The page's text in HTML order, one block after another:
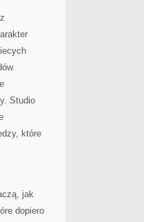
Studio
które
jak
dopiero